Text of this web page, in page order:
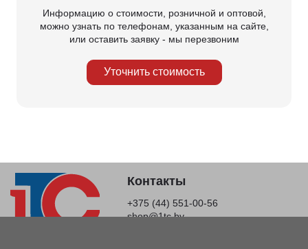
Информацию о стоимости, розничной и оптовой,
можно узнать по телефонам, указанным на сайте,
или оставить заявку - мы перезвоним
Уточнить стоимость
Контакты
+375 (44) 551-00-56
shop@1tc.by